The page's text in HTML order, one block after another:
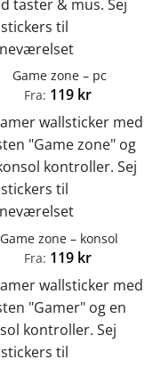
Game zone – pc
Fra: 119 kr
Game zone – konsol
Fra: 119 kr